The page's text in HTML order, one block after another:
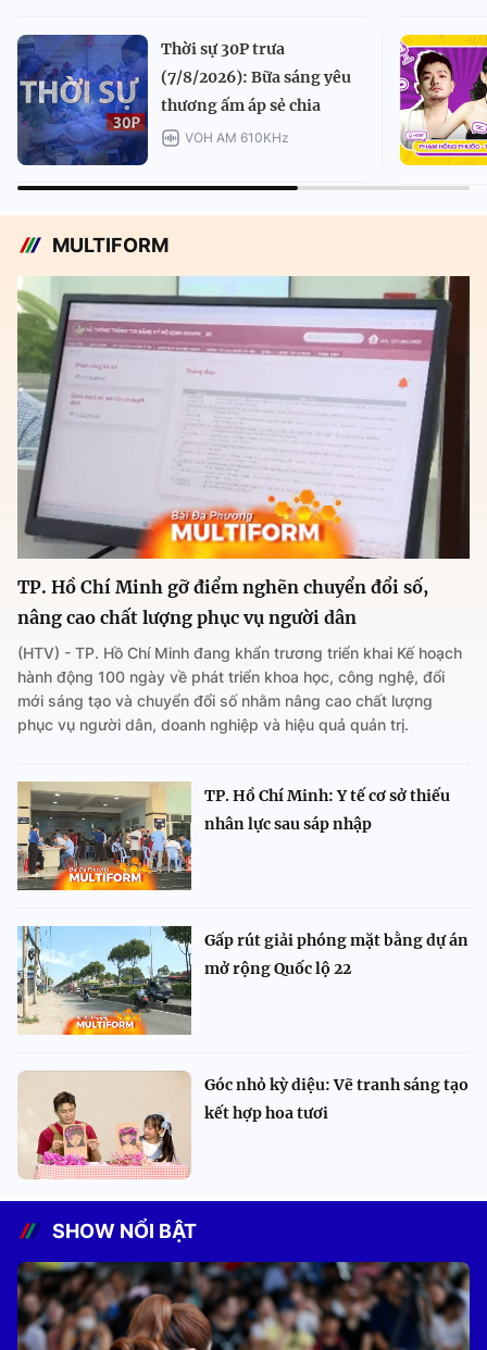
Thời sự 30P trưa
(7/8/2026): Bữa sáng yêu
thương ấm áp sẻ chia
VOH AM 610KHz
MULTIFORM
TP. Hồ Chí Minh gỡ điểm nghẽn chuyển đổi số,
nâng cao chất lượng phục vụ người dân
(HTV) - TP. Hồ Chí Minh đang khẩn trương triển khai Kế hoạch
hành động 100 ngày về phát triển khoa học, công nghệ, đổi
mới sáng tạo và chuyển đổi số nhằm nâng cao chất lượng
phục vụ người dân, doanh nghiệp và hiệu quả quản trị.
TP. Hồ Chí Minh: Y tế cơ sở thiếu
nhân lực sau sáp nhập
Gấp rút giải phóng mặt bằng dự án
mở rộng Quốc lộ 22
Góc nhỏ kỳ diệu: Vẽ tranh sáng tạo
kết hợp hoa tươi
SHOW NỔI BẬT